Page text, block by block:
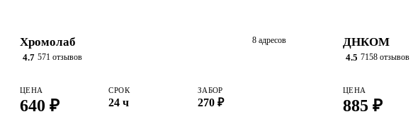
Хромолаб
4.7 571 отзывов
8 адресов
ЦЕНА
640 ₽
СРОК
24 ч
ЗАБОР
270 ₽
ДНКОМ
4.5 7158 отзывов
ЦЕНА
885 ₽